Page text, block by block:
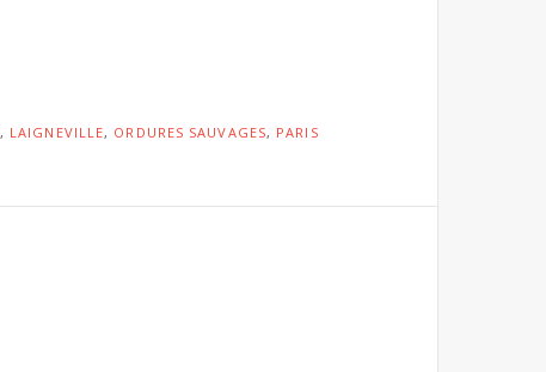
, LAIGNEVILLE, ORDURES SAUVAGES, PARIS